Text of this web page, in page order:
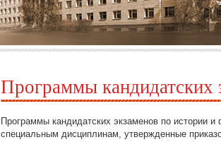
Программы кандидатских
Программы кандидатских экзаменов по истории
специальным дисциплинам, утвержденные